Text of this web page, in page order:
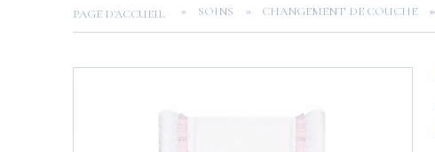
PAGE D'ACCUEIL » SOINS » CHANGEMENT DE COUCHE »